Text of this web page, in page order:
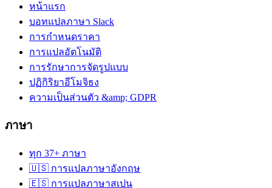
หน้าแรก
บอทแปลภาษา Slack
การกำหนดราคา
การแปลอัตโนมัติ
การรักษาการจัดรูปแบบ
ปฏิกิริยาอีโมจิธง
ความเป็นส่วนตัว &amp; GDPR
ภาษา
ทุก 37+ ภาษา
🇺🇸 การแปลภาษาอังกฤษ
🇪🇸 การแปลภาษาสเปน